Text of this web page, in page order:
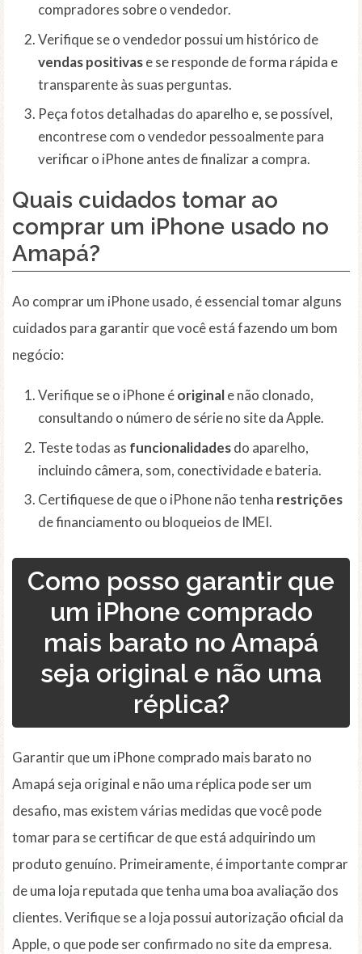
compradores sobre o vendedor.
Verifique se o vendedor possui um histórico de
vendas positivase se responde de forma rápida e
transparente às suas perguntas.
Peça fotos detalhadas do aparelho e, se possível,
encontrese com o vendedor pessoalmente para
verificar o iPhone antes de finalizar a compra.
Quais cuidados tomar ao
comprar um iPhone usado no
Amapá?
Ao comprar um iPhone usado, é essencial tomar alguns
cuidados para garantir que você está fazendo um bom
negócio:
Verifique se o iPhone éoriginale não clonado,
consultando o número de série no site da Apple.
Teste todas as funcionalidadesdo aparelho,
incluindo câmera, som, conectividade e bateria.
Certifiquese de que o iPhone não tenha restrições
de financiamento ou bloqueios de IMEI.
Como posso garantir que
um iPhone comprado
mais barato no Amapá
seja original e não uma
réplica?
Garantir que um iPhone comprado mais barato no
Amapá seja original e não uma réplica pode ser um
desafio, mas existem várias medidas que você pode
tomar para se certificar de que está adquirindo um
produto genuíno. Primeiramente, é importante comprar
de uma loja reputada que tenha uma boa avaliação dos
clientes. Verifique se a loja possui autorização oficial da
Apple, o que pode ser confirmado no site da empresa.